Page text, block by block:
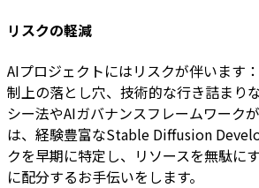
リスクの軽減
AIプロジェクトにはリスクが伴います
制上の落とし穴、技術的な行き詰まり
シー法やAIガバナンスフレームワーク
は、経験豊富なStable Diffusion
クを早期に特定し、リソースを無駄に
に配分するお手伝いをします。